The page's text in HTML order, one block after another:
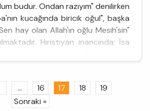
budur. Ondan razıyım" denilirken
kucağında biricik oğul", başka
hay olan Allah'ın oğlu Mesih'sin"
Hıristiyan inancında; İsa
... 16 17 18
19
Sonraki »